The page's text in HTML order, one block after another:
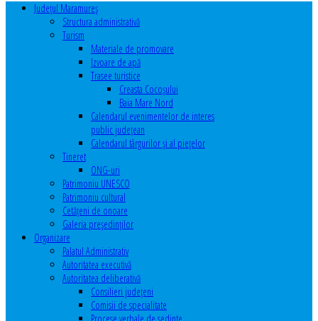
Judeţul Maramureş
Structura administrativă
Turism
Materiale de promovare
Izvoare de apă
Trasee turistice
Creasta Cocoșului
Baia Mare Nord
Calendarul evenimentelor de interes
public judeţean
Calendarul târgurilor şi al pieţelor
Tineret
ONG-uri
Patrimoniu UNESCO
Patrimoniu cultural
Cetăţeni de onoare
Galeria președinților
Organizare
Palatul Administrativ
Autoritatea executivă
Autoritatea deliberativă
Consilieri judeţeni
Comisii de specialitate